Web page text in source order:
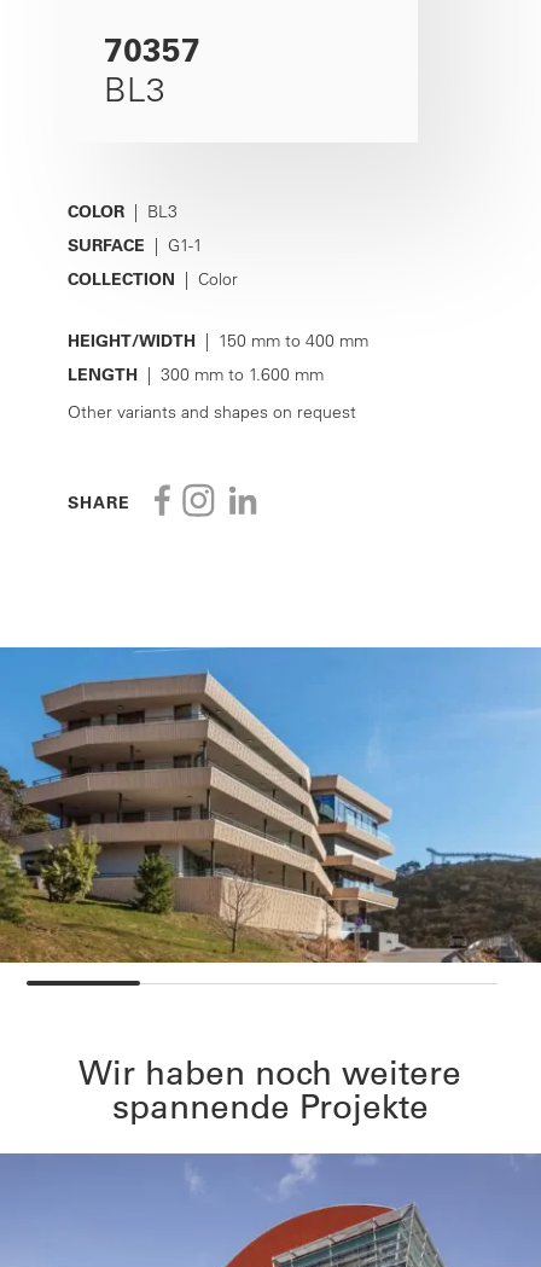
70357
BL3
COLOR | BL3
SURFACE | G1-1
COLLECTION | Color
HEIGHT/WIDTH | 150 mm to 400 mm
LENGTH | 300 mm to 1.600 mm
Other variants and shapes on request
SHARE
Wir haben noch weitere
spannende Projekte